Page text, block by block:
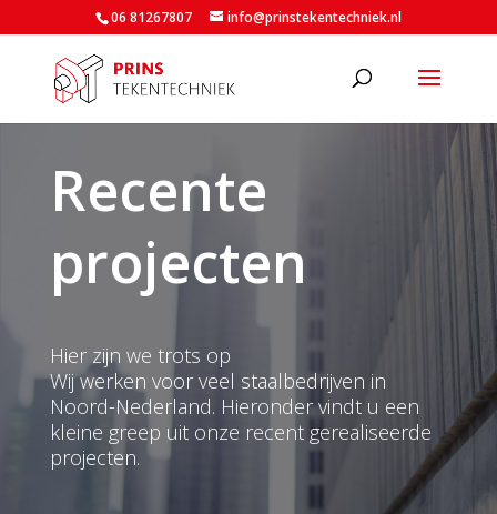
06 81267807 info@prinstekentechniek.nl
Recente
projecten
Hier zijn we trots op
Wij werken voor veel staalbedrijven in
Noord-Nederland. Hieronder vindt u een
kleine greep uit onze recent gerealiseerde
projecten.